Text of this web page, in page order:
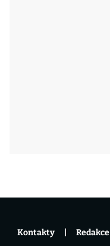
Kontakty Redakce